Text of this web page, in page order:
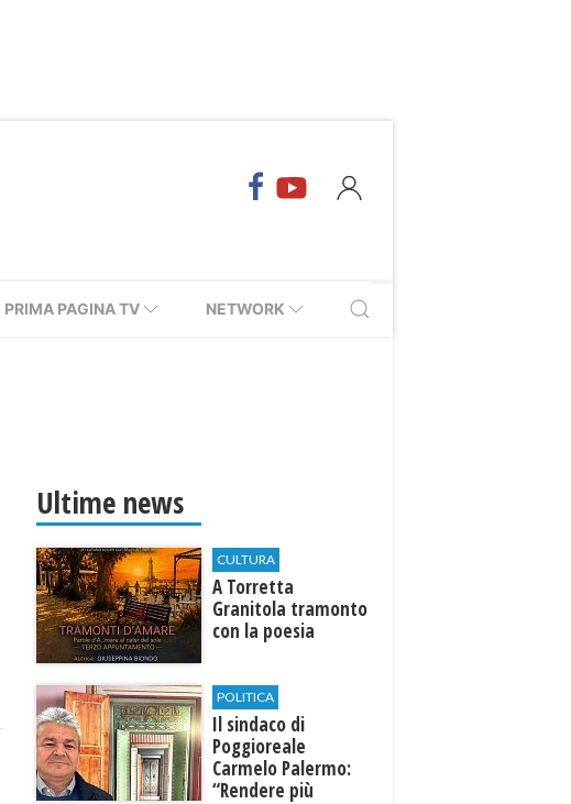
PRIMA PAGINA TV NETWORK
Ultime news
CULTURA
​A Torretta
Granitola tramonto
con la poesia
POLITICA
Il sindaco di
Poggioreale
Carmelo Palermo:
“Rendere più